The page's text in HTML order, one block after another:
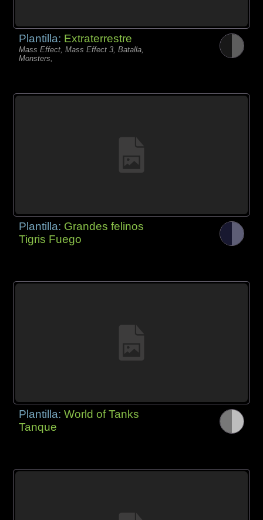
Plantilla: Extraterrestre
Mass Effect, Mass Effect 3, Batalla,
Monsters,
Plantilla: Grandes felinos
Tigris Fuego
Plantilla:World of Tanks
Tanque